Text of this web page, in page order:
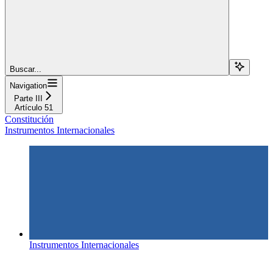
Buscar...
Navigation
Parte III
Artículo 51
Constitución
Instrumentos Internacionales
Instrumentos Internacionales